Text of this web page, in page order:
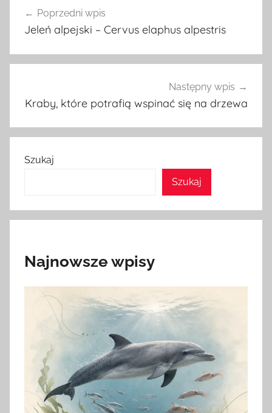
wpisu
Poprzedni wpis
Jeleń alpejski – Cervus elaphus alpestris
Następny wpis
Kraby, które potrafią wspinać się na drzewa
Szukaj
Szukaj
Najnowsze wpisy